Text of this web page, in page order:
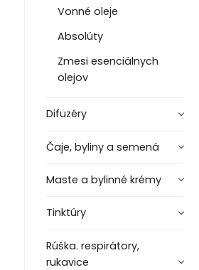
Vonné oleje
Absolúty
Zmesi esenciálnych
olejov
Difuzéry
Čaje, byliny a semená
Maste a bylinné krémy
Tinktúry
Rúška. respirátory,
rukavice